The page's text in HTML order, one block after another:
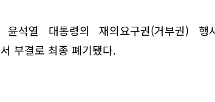
석열 대통령의 재의요구권(거부권) 행
부결로 최종 폐기됐다.